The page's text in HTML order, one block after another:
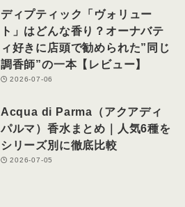
ディプティック「ヴォリュー
ト」はどんな香り？オーナバテ
ィ好きに店頭で勧められた”同じ
調香師”の一本【レビュー】
2026-07-06
Acqua di Parma（アクアディ
パルマ）香水まとめ｜人気6種を
シリーズ別に徹底比較
2026-07-05